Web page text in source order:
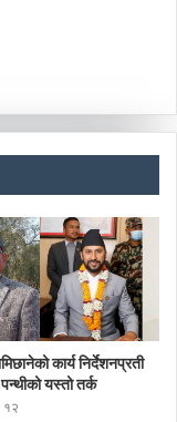
कार्य निर्देशनप्रती
यस्तो तर्क
१२